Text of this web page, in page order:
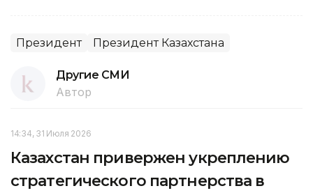
Президент Президент Казахстана
Другие СМИ
Автор
14:34, 31 Июля 2026
Казахстан привержен укреплению
стратегического партнерства в